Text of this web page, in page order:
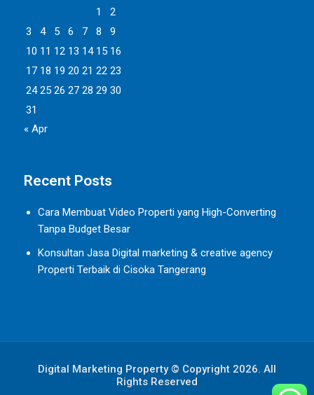
1
2
3
4 5 6 7 8
9
10 11 12 13 14 15 16
17 18 19 20 21 22 23
24 25 26 27 28 29 30
31
« Apr
Recent Posts
Cara Membuat Video Properti yang High-Converting
Tanpa Budget Besar
Konsultan Jasa Digital marketing & creative agency
Properti Terbaik di Cisoka Tangerang
Digital Marketing Property © Copyright 2026. All
Rights Reserved